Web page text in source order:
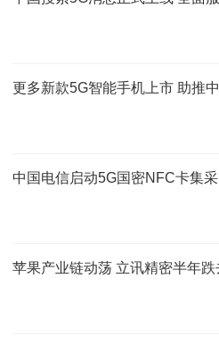
更多新款5G智能手机上市 助推
中国电信启动5G国密NFC卡集
苹果产业链动荡 立讯精密半年